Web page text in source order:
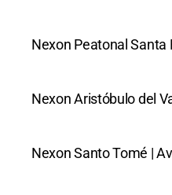
Nexon Peatonal Santa
Nexon Aristóbulo del
Nexon Santo Tomé |